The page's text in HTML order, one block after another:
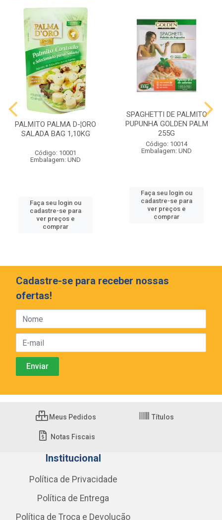
PALMITO PALMA D-¦ORO
SALADA BAG 1,10KG
Código: 10001
Embalagem: UND
Faça seu login ou
cadastre-se para
ver preços e
comprar
SPAGHETTI DE PALMITO
PUPUNHA GOLDEN PALM
255G
Código: 10014
Embalagem: UND
Faça seu login ou
cadastre-se para
ver preços e
comprar
Cadastre-se para receber nossas
ofertas!
Meus Pedidos Títulos
Notas Fiscais
Institucional
Política de Privacidade
Política de Entrega
Política de Troca e Devolução